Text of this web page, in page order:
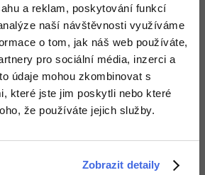
a reklam, poskytování funkcí
naší návštěvnosti využíváme
o tom, jak náš web používáte,
pro sociální média, inzerci a
údaje mohou zkombinovat s
které jste jim poskytli nebo které
že používáte jejich služby.
Zobrazit detaily
náhledu článku...
Pokračuj dál
Koupit PRO verzi
stovek tisíc získáš za pár korun